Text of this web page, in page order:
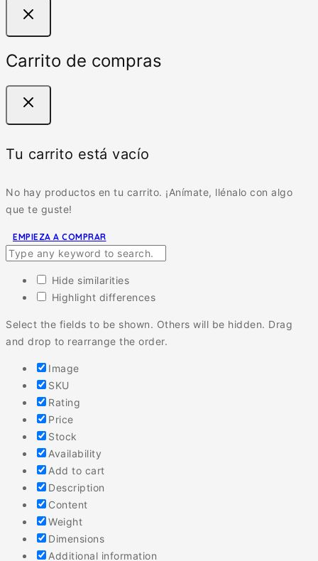
Carrito de compras
Tu carrito está vacío
No hay productos en tu carrito. ¡Anímate, llénalo con algo
que te guste!
EMPIEZA A COMPRAR
Hide similarities
Highlight differences
Select the fields to be shown. Others will be hidden. Drag
and drop to rearrange the order.
Image
SKU
Rating
Price
Stock
Availability
Add to cart
Description
Content
Weight
Dimensions
Additional information